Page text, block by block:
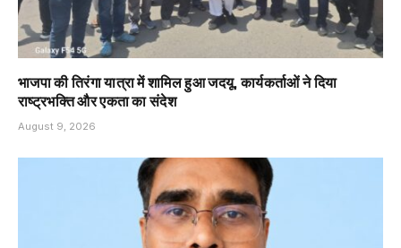
भाजपा की तिरंगा यात्रा में शामिल हुआ जदयू, कार्यकर्ताओं ने दिया
राष्ट्रभक्ति और एकता का संदेश
August 9, 2026